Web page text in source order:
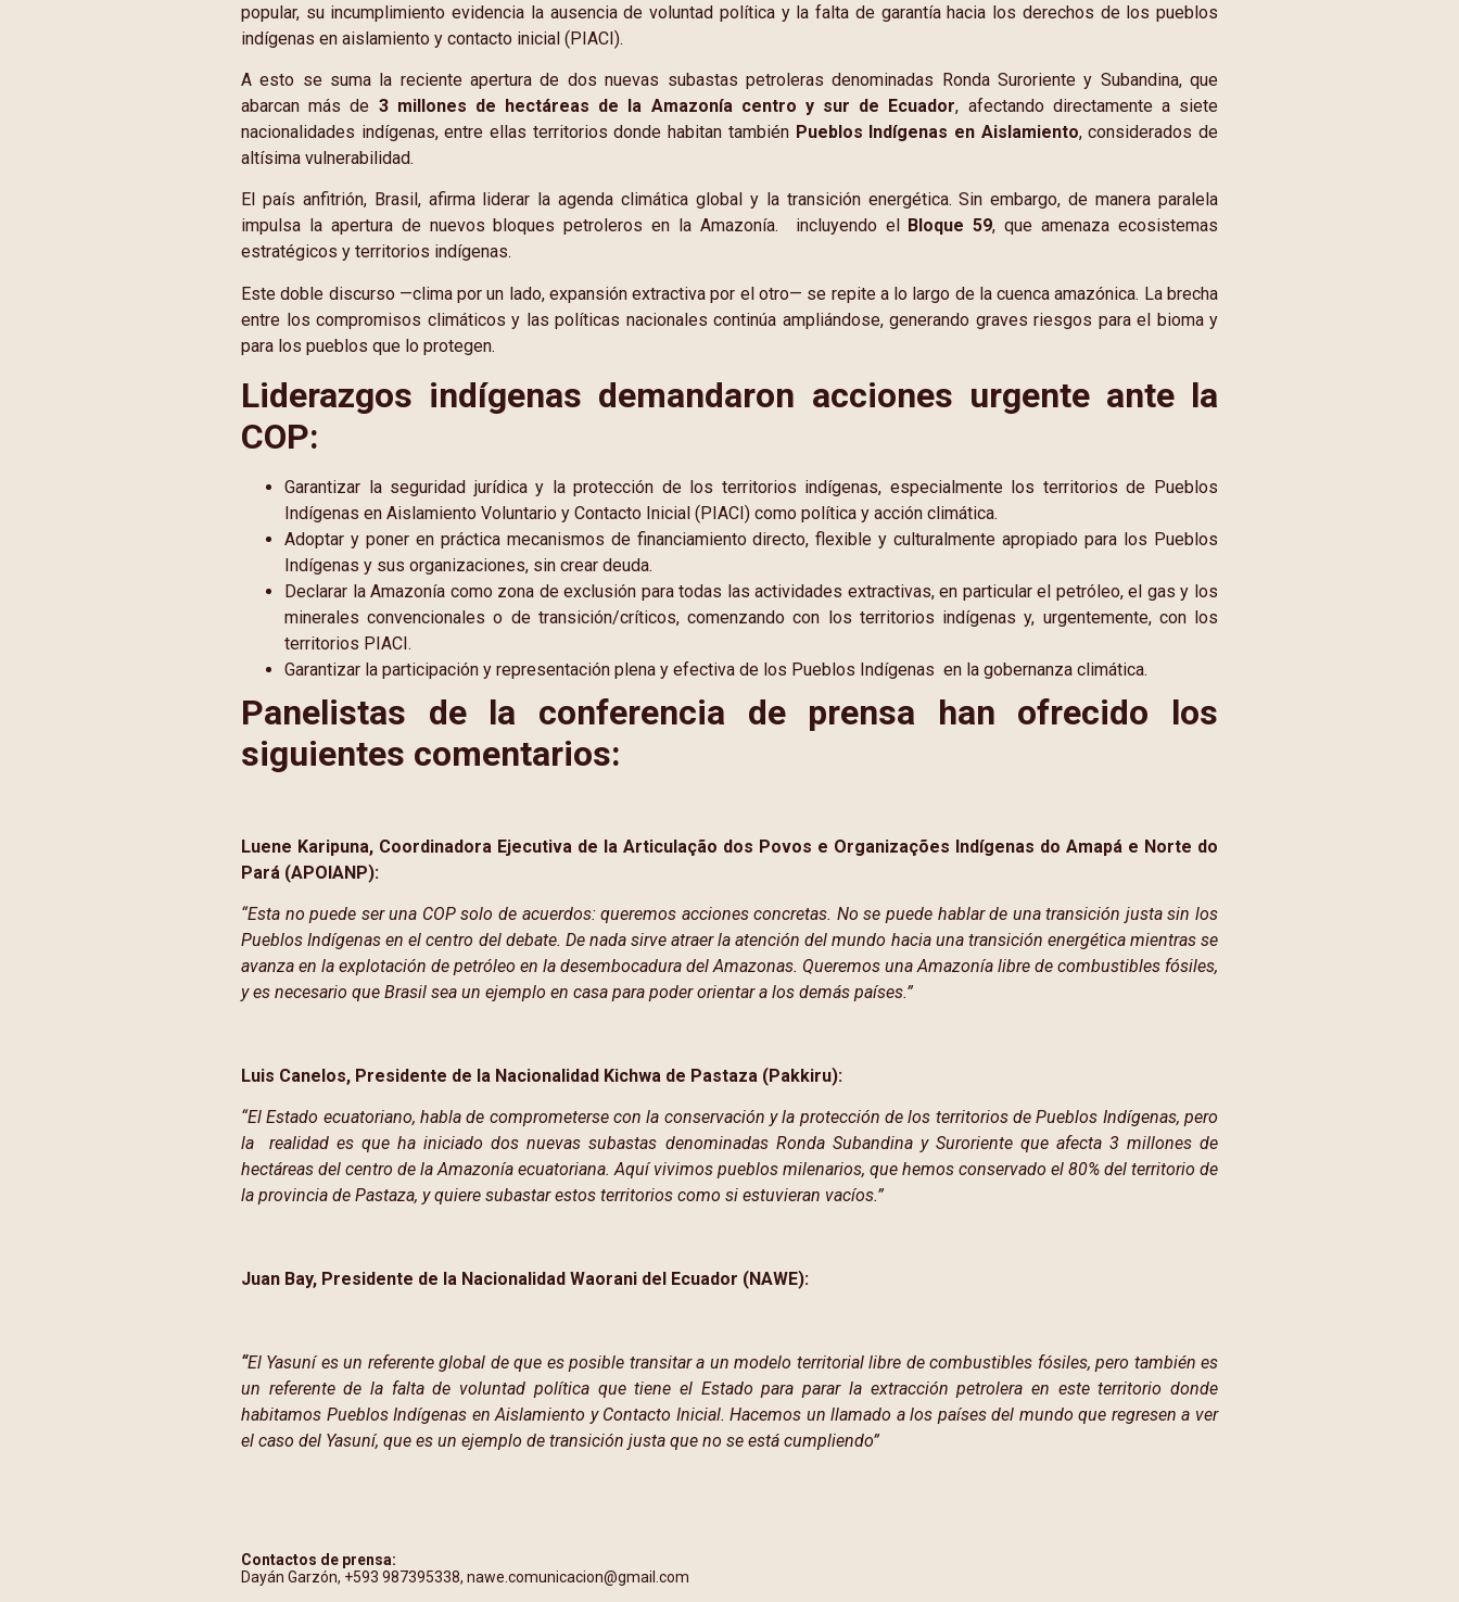
popular, su incumplimiento evidencia la ausencia de voluntad política y la falta de garantía hacia los derechos de los pueblos
indígenas en aislamiento y contacto inicial (PIACI).
A esto se suma la reciente apertura de dos nuevas subastas petroleras denominadas Ronda Suroriente y Subandina, que
abarcan más de 3 millones de hectáreas de la Amazonía centro y sur de Ecuador, afectando directamente a siete
nacionalidades indígenas, entre ellas territorios donde habitan también Pueblos Indígenas en Aislamiento, considerados de
altísima vulnerabilidad.
El país anfitrión, Brasil, afirma liderar la agenda climática global y la transición energética. Sin embargo, de manera paralela
impulsa la apertura de nuevos bloques petroleros en la Amazonía. incluyendo el
Bloque 59, que amenaza ecosistemas
estratégicos y territorios indígenas.
Este doble discurso —clima por un lado, expansión extractiva por el otro— se repite a lo largo de la cuenca amazónica. La brecha
entre los compromisos climáticos y las políticas nacionales continúa ampliándose, generando graves riesgos para el bioma y
para los pueblos que lo protegen.
Liderazgos indígenas demandaron acciones urgente ante la
COP:
Garantizar la seguridad jurídica y la protección de los territorios indígenas, especialmente los territorios de Pueblos
Indígenas en Aislamiento Voluntario y Contacto Inicial (PIACI) como política y acción climática.
Adoptar y poner en práctica mecanismos de financiamiento directo, flexible y culturalmente apropiado para los Pueblos
Indígenas y sus organizaciones, sin crear deuda.
Declarar la Amazonía como zona de exclusión para todas las actividades extractivas, en particular el petróleo, el gas y los
minerales convencionales o de transición/críticos, comenzando con los territorios indígenas y, urgentemente, con los
territorios PIACI.
Garantizar la participación y representación plena y efectiva de los Pueblos Indígenas en la gobernanza climática.
Panelistas de la conferencia de prensa han ofrecido los
siguientes comentarios:
Luene Karipuna, Coordinadora Ejecutiva de la Articulação dos Povos e Organizações Indígenas do Amapá e Norte do
Pará (APOIANP):
“Esta no puede ser una COP solo de acuerdos: queremos acciones concretas. No se puede hablar de una transición justa sin los
Pueblos Indígenas en el centro del debate. De nada sirve atraer la atención del mundo hacia una transición energética mientras se
avanza en la explotación de petróleo en la desembocadura del Amazonas. Queremos una Amazonía libre de combustibles fósiles,
y es necesario que Brasil sea un ejemplo en casa para poder orientar a los demás países.”
Luis Canelos, Presidente de la Nacionalidad Kichwa de Pastaza (Pakkiru):
“El Estado ecuatoriano, habla de comprometerse con la conservación y la protección de los territorios de Pueblos Indígenas, pero
la realidad es que ha iniciado dos nuevas subastas denominadas Ronda Subandina y Suroriente que afecta 3 millones de
hectáreas del centro de la Amazonía ecuatoriana. Aquí vivimos pueblos milenarios, que hemos conservado el 80% del territorio de
la provincia de Pastaza, y quiere subastar estos territorios como si estuvieran vacíos.”
Juan Bay, Presidente de la Nacionalidad Waorani del Ecuador (NAWE):
“El Yasuní es un referente global de que es posible transitar a un modelo territorial libre de combustibles fósiles, pero también es
un referente de la falta de voluntad política que tiene el Estado para parar la extracción petrolera en este territorio donde
habitamos Pueblos Indígenas en Aislamiento y Contacto Inicial. Hacemos un llamado a los países del mundo que regresen a ver
el caso del Yasuní, que es un ejemplo de transición justa que no se está cumpliendo”
Contactos de prensa:
Dayán Garzón, +593 987395338, nawe.comunicacion@gmail.com